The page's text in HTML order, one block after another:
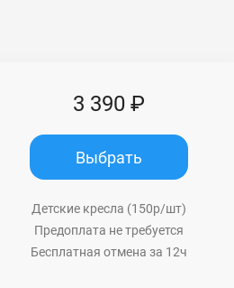
3 390 ₽
Выбрать
Детские кресла (150р/шт)
Предоплата не требуется
Бесплатная отмена за 12ч